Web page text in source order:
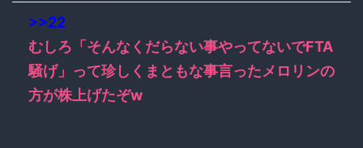
>>22
むしろ「そんなくだらない事やってないでFTA
騒げ」って珍しくまともな事言ったメロリンの
方が株上げたぞw